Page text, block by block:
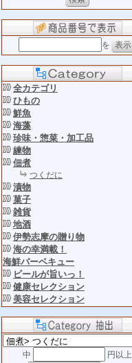
を
全カテゴリ
ひもの
鮮魚
海藻
珍味・惣菜・加工品
練物
佃煮
つくだに
漬物
菓子
雑貨
地酒
伊勢志摩の贈り物
海の幸満載！
海鮮バーベキュー
ビールが旨いっ！
健康セレクション
美容セレクション
中
円以上